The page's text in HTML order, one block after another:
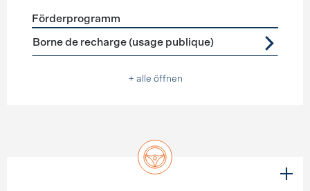
Förderprogramme Ladeinfrastruktur
Förderprogramm
Borne de recharge (usage publique)
+ alle öffnen